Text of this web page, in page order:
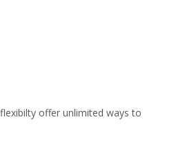
offer unlimited ways to